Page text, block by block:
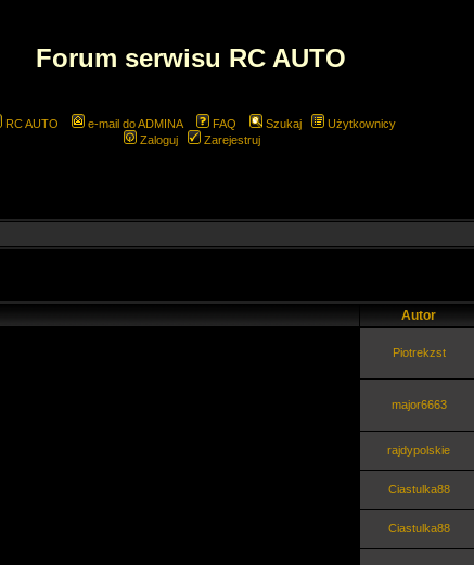
Forum serwisu RC AUTO
RC AUTO e-mail do ADMINA FAQ Szukaj
Użytkownicy
Zaloguj
Zarejestruj
Autor
Piotrekzst
major6663
rajdypolskie
Ciastulka88
Ciastulka88